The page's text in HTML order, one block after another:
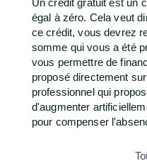
Un crédit gratuit est un
égal à zéro. Cela veut
ce crédit, vous devrez
somme qui vous a été
vous permettre de
proposé directement
professionnel qui
d'augmenter
pour compenser